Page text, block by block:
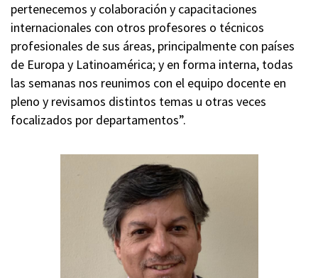
pertenecemos y colaboración y capacitaciones
internacionales con otros profesores o técnicos
profesionales de sus áreas, principalmente con países
de Europa y Latinoamérica; y en forma interna, todas
las semanas nos reunimos con el equipo docente en
pleno y revisamos distintos temas u otras veces
focalizados por departamentos”.